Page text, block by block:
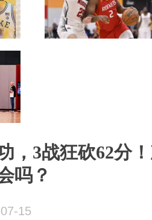
，3战狂砍62分
吗？
15